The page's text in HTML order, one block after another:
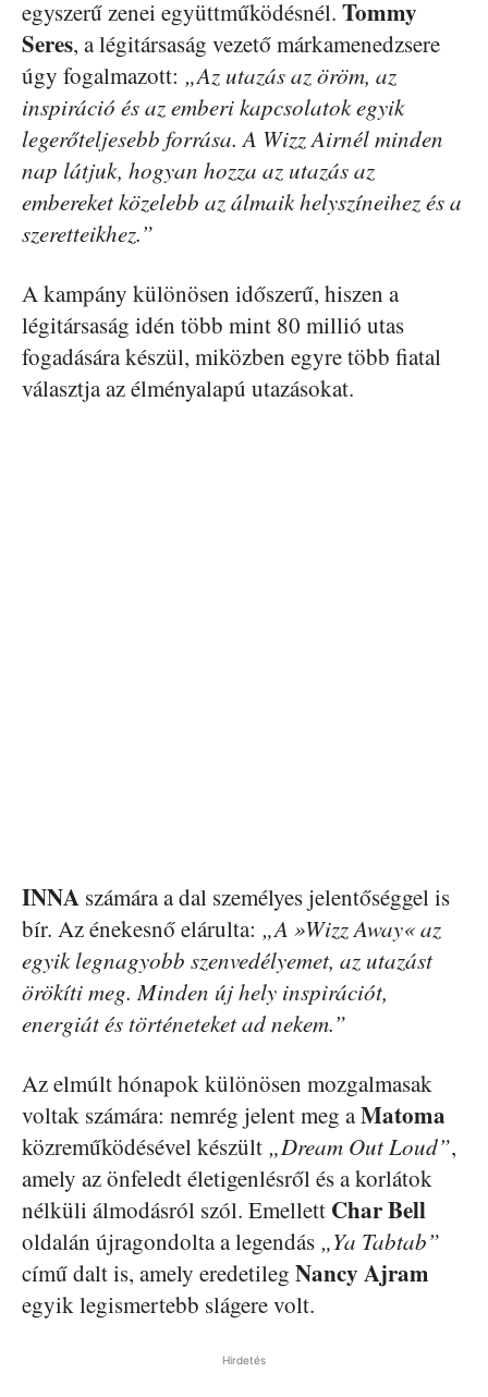
egyszerű zenei együttműködésnél. Tommy
Seres, a légitársaság vezető márkamenedzsere
úgy fogalmazott: „Az utazás az öröm, az
inspiráció és az emberi kapcsolatok egyik
legerőteljesebb forrása. A Wizz Airnél minden
nap látjuk, hogyan hozza az utazás az
embereket közelebb az álmaik helyszíneihez és a
szeretteikhez.”
A kampány különösen időszerű, hiszen a
légitársaság idén több mint 80 millió utas
fogadására készül, miközben egyre több fiatal
választja az élményalapú utazásokat.
INNA számára a dal személyes jelentőséggel is
bír. Az énekesnő elárulta: „A »Wizz Away« az
egyik legnagyobb szenvedélyemet, az utazást
örökíti meg. Minden új hely inspirációt,
energiát és történeteket ad nekem.”
Az elmúlt hónapok különösen mozgalmasak
voltak számára: nemrég jelent meg aMatoma
közreműködésével készült „Dream Out Loud”,
amely az önfeledt életigenlésről és a korlátok
nélküli álmodásról szól. Emellett Char Bell
oldalán újragondolta a legendás „Ya Tabtab”
című dalt is, amely eredetileg Nancy Ajram
egyik legismertebb slágere volt.
Hirdetés